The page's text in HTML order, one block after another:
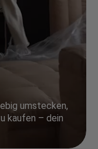
umstecken,
kaufen – dein